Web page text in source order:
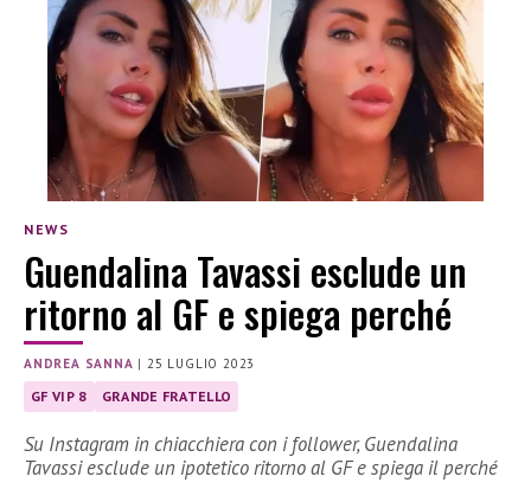
NEWS
Guendalina Tavassi esclude un
ritorno al GF e spiega perché
ANDREA SANNA | 25 LUGLIO 2023
GF VIP 8 GRANDE FRATELLO
Su Instagram in chiacchiera con i follower, Guendalina
Tavassi esclude un ipotetico ritorno al GF e spiega il perché